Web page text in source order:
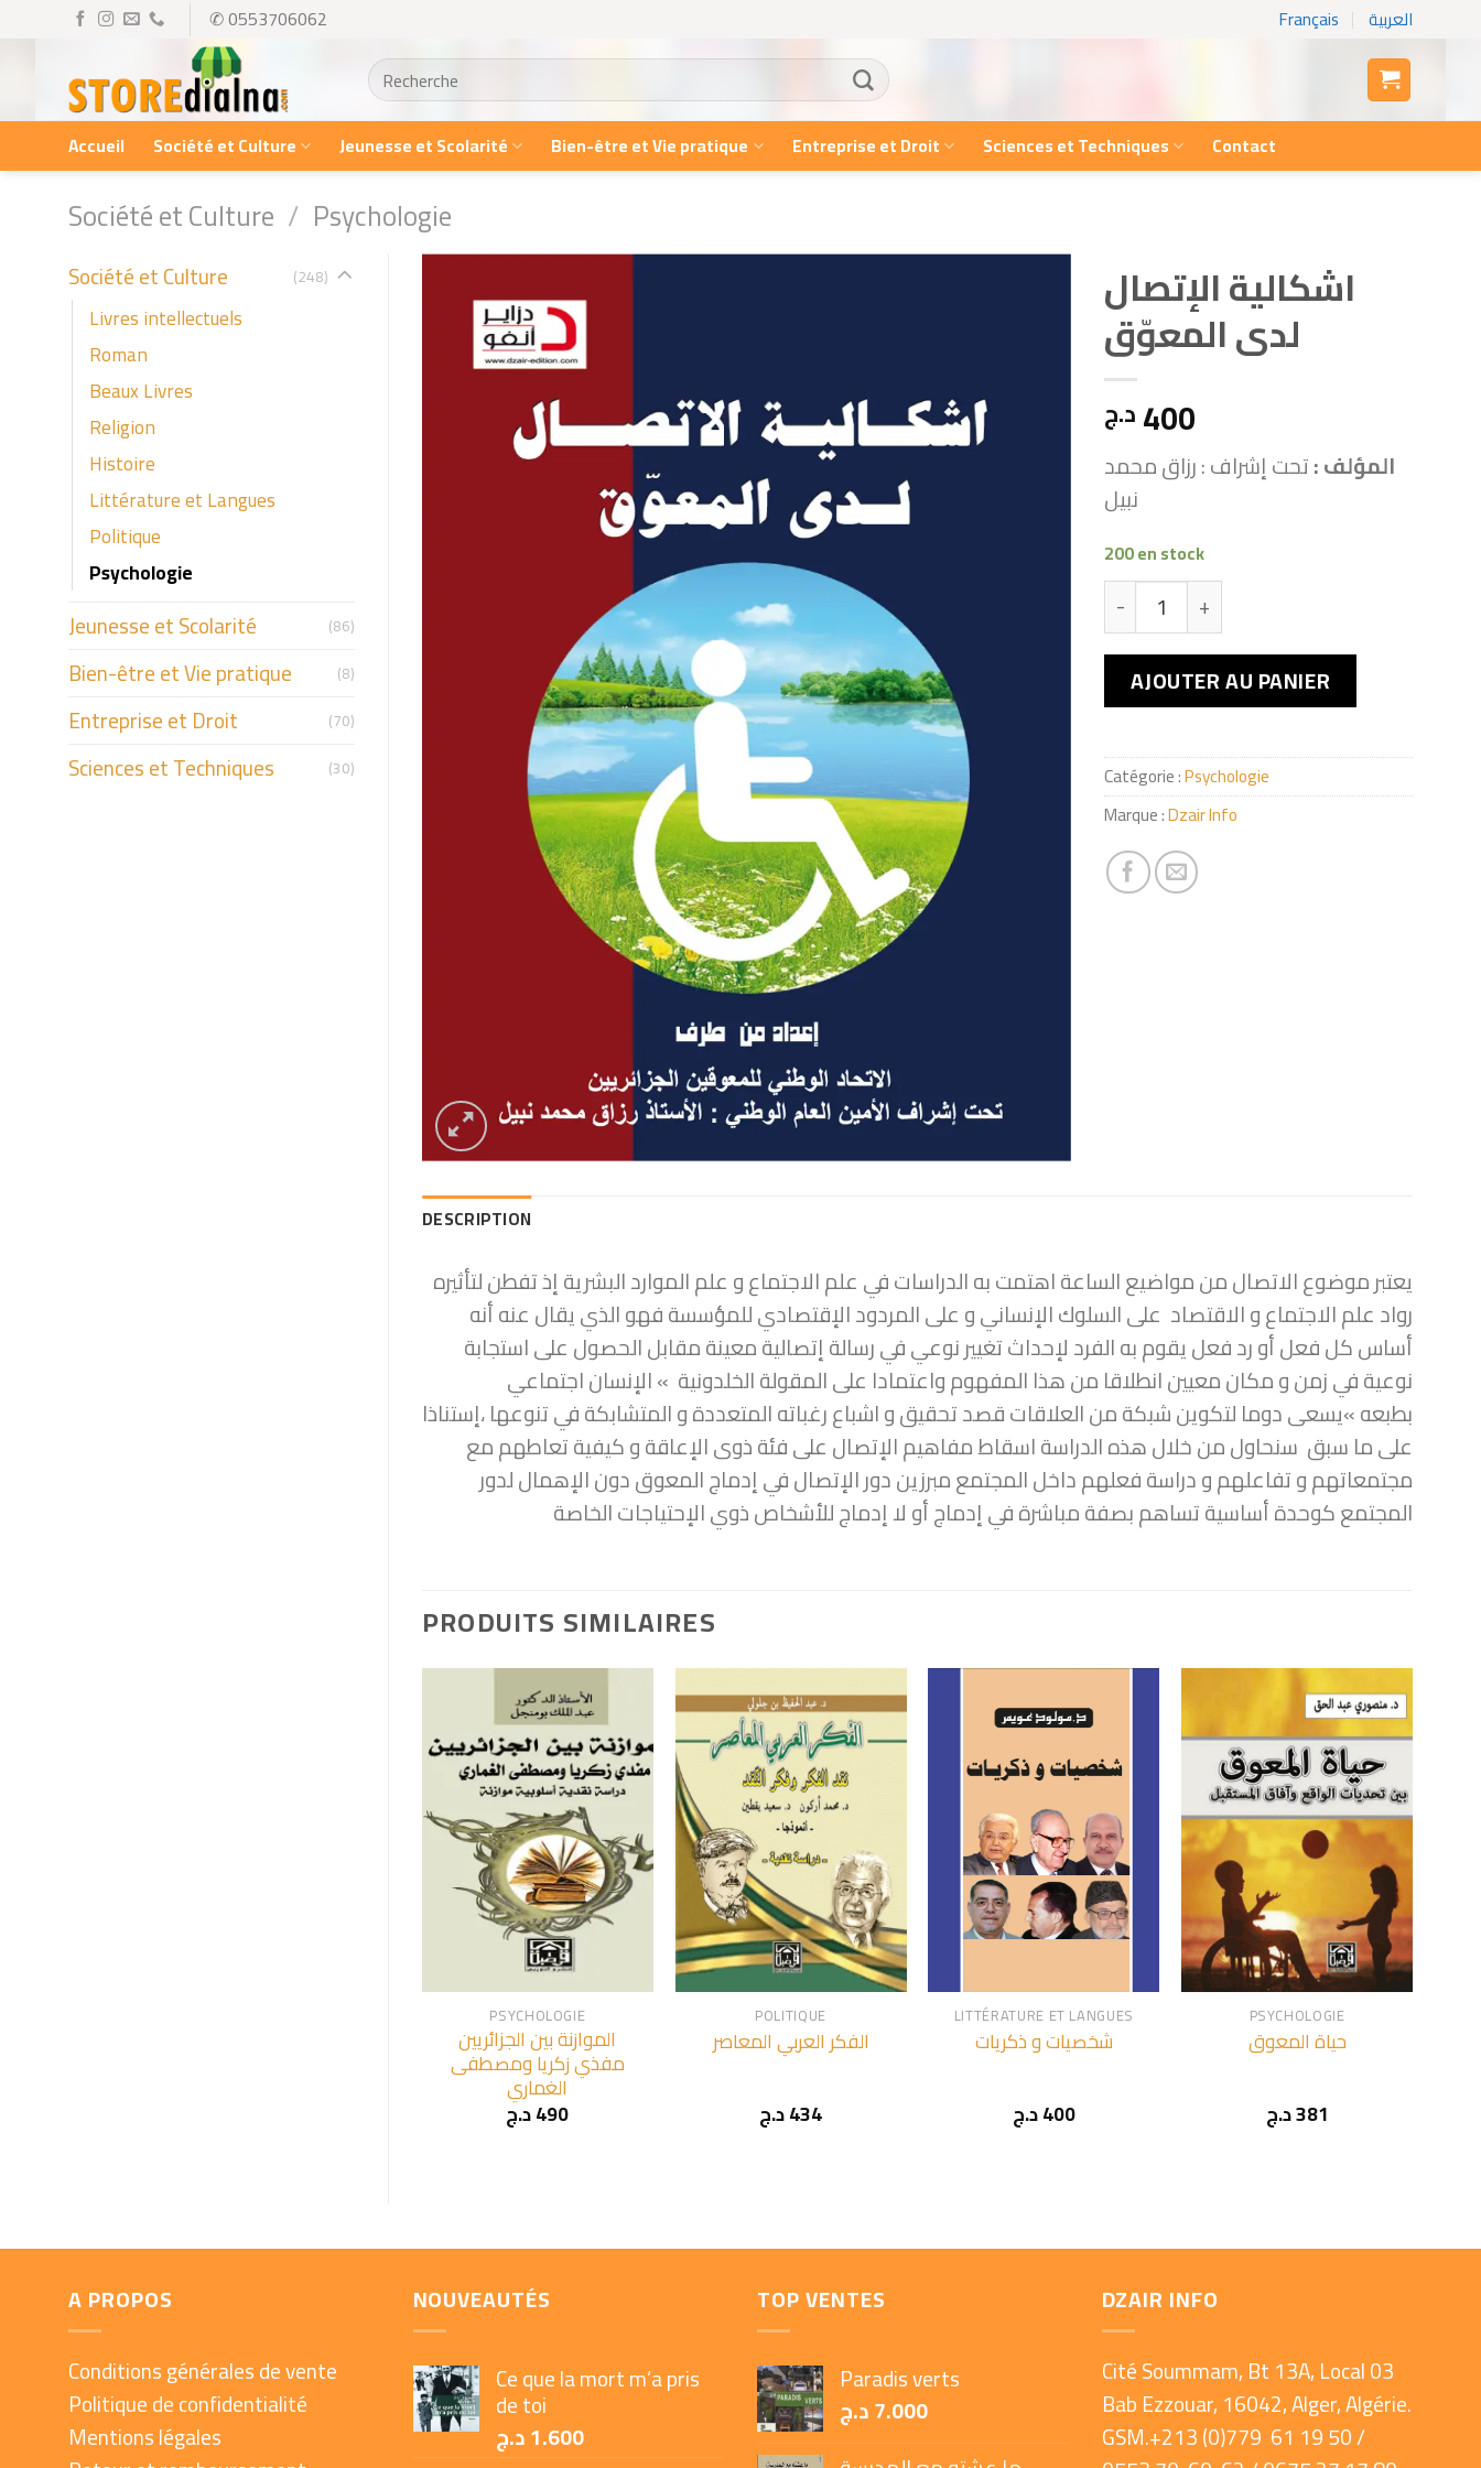
content
✆ 0553706062 Français العربية
Recherche
pour :
Accueil Société et Culture Jeunesse et Scolarité Bien-être et Vie pratique Entreprise et Droit Sciences et Techniques Contact
Société et Culture / Psychologie
Société et Culture (248)
Livres intellectuels
Roman
Beaux Livres
Religion
Histoire
Littérature et Langues
Politique
Psychologie
Jeunesse et Scolarité (86)
Bien-être et Vie pratique (8)
Entreprise et Droit (70)
Sciences et Techniques (30)
اشكالية الإتصال
لدى المعوّق
400 د.ج
المؤلف :تحت إشراف : رزاق محمد
نبيل
200 en stock
AJOUTER AU PANIER
Catégorie :Psychologie
Marque :Dzair Info
DESCRIPTION
يعتبر موضوع الاتصال من مواضيع الساعة اهتمت به الدراسات في علم الاجتماع و علم الموارد البشرية إذ تفطن لتأثيره
رواد علم الاجتماع و الاقتصاد على السلوك الإنساني و على المردود الإقتصادي للمؤسسة فهو الذي يقال عنه أنه
أساس كل فعل أو رد فعل يقوم به الفرد لإحداث تغيير نوعي في رسالة إتصالية معينة مقابل الحصول على استجابة
نوعية في زمن و مكان معيين انطلاقا من هذا المفهوم واعتمادا على المقولة الخلدونية » الإنسان اجتماعي
بطبعه »يسعى دوما لتكوين شبكة من العلاقات قصد تحقيق و اشباع رغباته المتعددة و المتشابكة في تنوعها ،إستناذا
على ما سبق سنحاول من خلال هذه الدراسة اسقاط مفاهيم الإتصال على فئة ذوى الإعاقة و كيفية تعاطهم مع
مجتمعاتهم و تفاعلهم و دراسة فعلهم داخل المجتمع مبرزين دور الإتصال في إدماج المعوق دون الإهمال لدور
المجتمع كوحدة أساسية تساهم بصفة مباشرة في إدماج أو لا إدماج للأشخاص ذوي الإحتياجات الخاصة
PRODUITS SIMILAIRES
PSYCHOLOGIE
الموازنة بين الجزائريين
مفذي زكريا ومصطفى
الغماري
490د.ج
+
POLITIQUE
الفكر العربي المعاصر
434د.ج
LITTÉRATURE ET LANGUES
شخصيات و ذكريات
400د.ج
+
PSYCHOLOGIE
حياة المعوق
381د.ج
A PROPOS
Conditions générales de vente
Politique de confidentialité
Mentions légales
NOUVEAUTÉS
Ce que la mort m’a pris
de toi
1.600د.ج
TOP VENTES
Paradis verts
7.000د.ج
DZAIR INFO
Cité Soummam, Bt 13A, Local 03
Bab Ezzouar, 16042, Alger, Algérie.
GSM.+213 (0)779 61 19 50 /